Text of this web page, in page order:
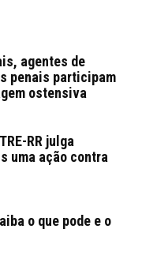
agentes de
penais participam
ostensiva
RR julga
uma ação contra
o que pode e o